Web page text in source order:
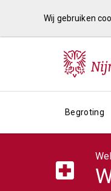
Wij gebruiken
Begroting